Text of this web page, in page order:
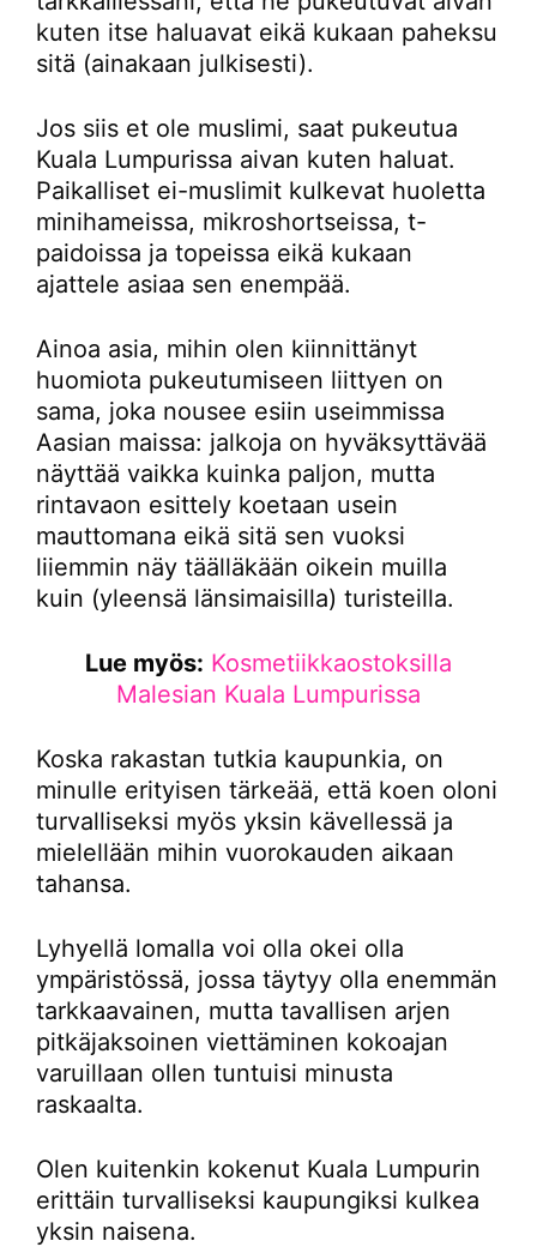
kuten itse haluavat eikä kukaan paheksu
sitä (ainakaan julkisesti).
Jos siis et ole muslimi, saat pukeutua
Kuala Lumpurissa aivan kuten haluat.
Paikalliset ei-muslimit kulkevat huoletta
minihameissa, mikroshortseissa, t-
paidoissa ja topeissa eikä kukaan
ajattele asiaa sen enempää.
Ainoa asia, mihin olen kiinnittänyt
huomiota pukeutumiseen liittyen on
sama, joka nousee esiin useimmissa
Aasian maissa: jalkoja on hyväksyttävää
näyttää vaikka kuinka paljon, mutta
rintavaon esittely koetaan usein
mauttomana eikä sitä sen vuoksi
liiemmin näy täälläkään oikein muilla
kuin (yleensä länsimaisilla) turisteilla.
Lue myös: Kosmetiikkaostoksilla
Malesian Kuala Lumpurissa
Koska rakastan tutkia kaupunkia, on
minulle erityisen tärkeää, että koen oloni
turvalliseksi myös yksin kävellessä ja
mielellään mihin vuorokauden aikaan
tahansa.
Lyhyellä lomalla voi olla okei olla
ympäristössä, jossa täytyy olla enemmän
tarkkaavainen, mutta tavallisen arjen
pitkäjaksoinen viettäminen kokoajan
varuillaan ollen tuntuisi minusta
raskaalta.
Olen kuitenkin kokenut Kuala Lumpurin
erittäin turvalliseksi kaupungiksi kulkea
yksin naisena.